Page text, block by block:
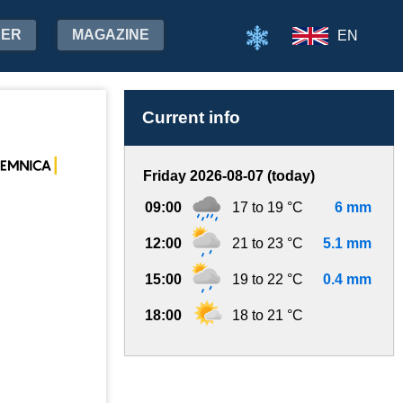
MAGAZINE EN
Current info
Friday 2026-08-07 (today)
09:00 17 to 19 °C 6 mm
12:00 21 to 23 °C 5.1 mm
15:00 19 to 22 °C 0.4 mm
18:00 18 to 21 °C